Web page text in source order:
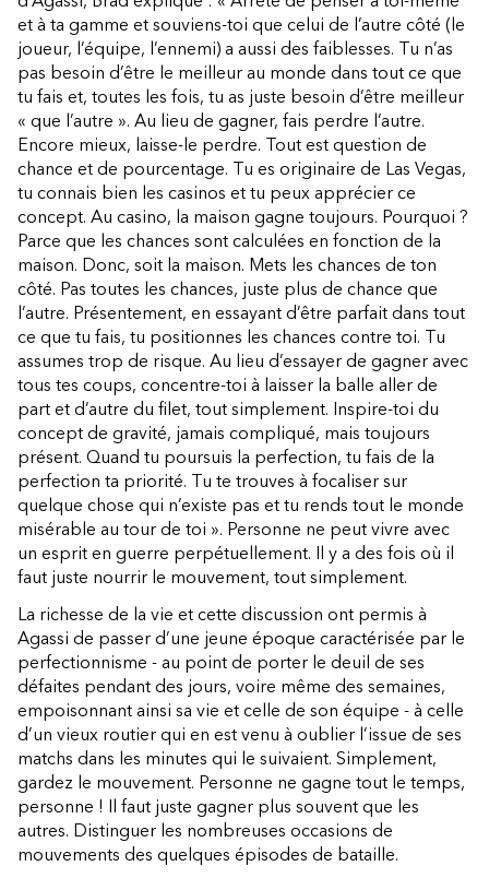
et à ta gamme et souviens-toi que celui de l’autre côté (le
joueur, l’équipe, l’ennemi) a aussi des faiblesses. Tu n’as
pas besoin d’être le meilleur au monde dans tout ce que
tu fais et, toutes les fois, tu as juste besoin d’être meilleur
« que l’autre ». Au lieu de gagner, fais perdre l’autre.
Encore mieux, laisse-le perdre. Tout est question de
chance et de pourcentage. Tu es originaire de Las Vegas,
tu connais bien les casinos et tu peux apprécier ce
concept. Au casino, la maison gagne toujours. Pourquoi ?
Parce que les chances sont calculées en fonction de la
maison. Donc, soit la maison. Mets les chances de ton
côté. Pas toutes les chances, juste plus de chance que
l’autre. Présentement, en essayant d’être parfait dans tout
ce que tu fais, tu positionnes les chances contre toi. Tu
assumes trop de risque. Au lieu d’essayer de gagner avec
tous tes coups, concentre-toi à laisser la balle aller de
part et d’autre du filet, tout simplement. Inspire-toi du
concept de gravité, jamais compliqué, mais toujours
présent. Quand tu poursuis la perfection, tu fais de la
perfection ta priorité. Tu te trouves à focaliser sur
quelque chose qui n’existe pas et tu rends tout le monde
misérable au tour de toi ». Personne ne peut vivre avec
un esprit en guerre perpétuellement. Il y a des fois où il
faut juste nourrir le mouvement, tout simplement.
La richesse de la vie et cette discussion ont permis à
Agassi de passer d’une jeune époque caractérisée par le
perfectionnisme - au point de porter le deuil de ses
défaites pendant des jours, voire même des semaines,
empoisonnant ainsi sa vie et celle de son équipe - à celle
d’un vieux routier qui en est venu à oublier l’issue de ses
matchs dans les minutes qui le suivaient. Simplement,
gardez le mouvement. Personne ne gagne tout le temps,
personne ! Il faut juste gagner plus souvent que les
autres. Distinguer les nombreuses occasions de
mouvements des quelques épisodes de bataille.